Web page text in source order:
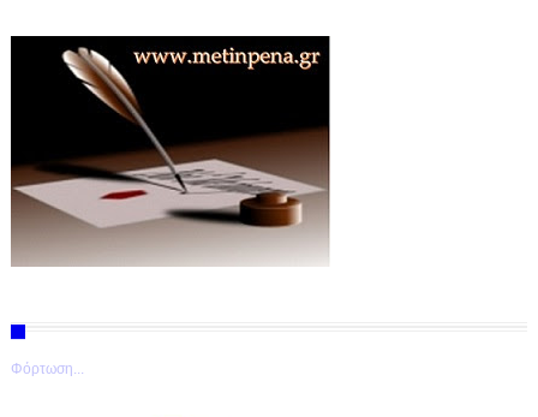
Φόρτωση...